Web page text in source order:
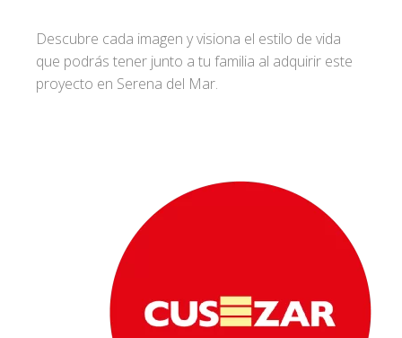
Descubre cada imagen y visiona el estilo de vida
que podrás tener junto a tu familia al adquirir este
proyecto en Serena del Mar.